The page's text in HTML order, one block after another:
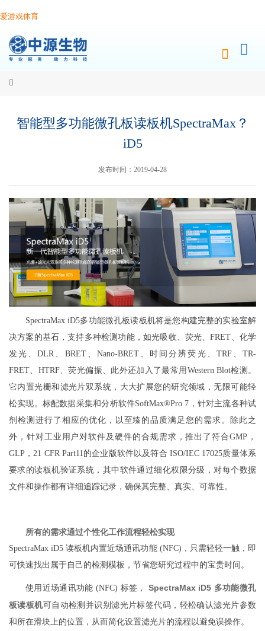
爱游戏体育
智能型多功能微孔板读板机SpectraMax？
iD5
发布时间：2019-04-28
SpectraMax iD5多功能微孔板读板机将是您构建完整的实验室解
决方案的基石，支持多种检测功能，如光吸收、荧光、FRET、化学
发光、DLR、BRET、Nano-BRET、时间分辨荧光、TRF、TR-
FRET、HTRF、荧光偏振、此外还加入了最常用Western Blot检测。
它内置光栅和滤光片双系统，大大扩展您的研究领域，无限可能轻
松实现。标配数据采集和分析软件SoftMax®Pro 7，针对主流各种试
剂检测进行了相应的优化，以至臻的品质满足您的需求。除此之
外，针对工业用户对软件及硬件的合规需求，推出了符合GMP，
GLP，21 CFR Part11的企业版软件以及符合 ISO/IEC 17025质量体系
要求的读板机验证系统，其中软件通过细化权限分级，对每个数据
文件和操作都有详细追踪记录，确保其完整、真实、可靠性。
所有的需求通过个性化工作流程轻松实现
SpectraMax iD5 读板机内置近场通讯功能 (NFC)，只需轻轻一触，即
可快速找出属于自己的检测模板，节省您研究过程中的宝贵时间。
使用近场通讯功能 (NFC) 标签， SpectraMax iD5 多功能微孔
板读板机可自动检测并识别滤光片标签代码，轻松确认滤光片参数
和所在滑块上的位置，从而简化设置滤光片的流程以避免误操作。